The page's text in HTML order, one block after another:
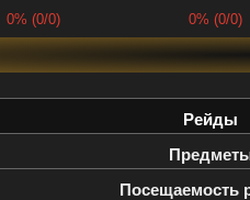
0% (0/0) 0% (0/0)
Рейды
Посещаемость